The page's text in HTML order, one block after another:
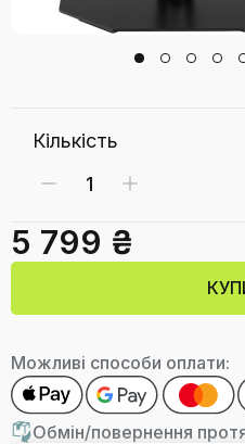
Кількість
5 799 ₴
Можливі способи оплати:
Обмін/повернення